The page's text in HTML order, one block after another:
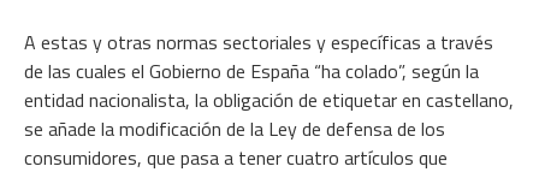
A estas y otras normas sectoriales y específicas a través
de las cuales el Gobierno de España “ha colado”, según la
entidad nacionalista, la obligación de etiquetar en castellano,
se añade la modificación de la Ley de defensa de los
consumidores, que pasa a tener cuatro artículos que